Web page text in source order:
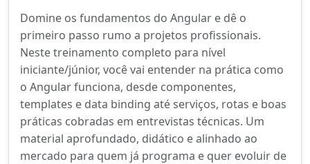
Domine os fundamentos do Angular e dê o
primeiro passo rumo a projetos profissionais.
Neste treinamento completo para nível
iniciante/júnior, você vai entender na prática como
o Angular funciona, desde componentes,
templates e data binding até serviços, rotas e boas
práticas cobradas em entrevistas técnicas. Um
material aprofundado, didático e alinhado ao
mercado para quem já programa e quer evoluir de